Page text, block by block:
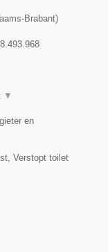
Brabant)
▼
en
Verstopt toilet